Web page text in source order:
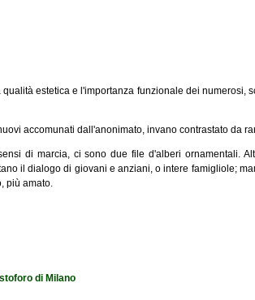
estetica e l'importanza funzionale dei numerosi,
accomunati dall'anonimato, invano contrastato da
di marcia, ci sono due file d'alberi ornamentali.
il dialogo di giovani e anziani, o intere famigliole;
più amato.
di Milano